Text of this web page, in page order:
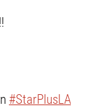
#StarPlusLA